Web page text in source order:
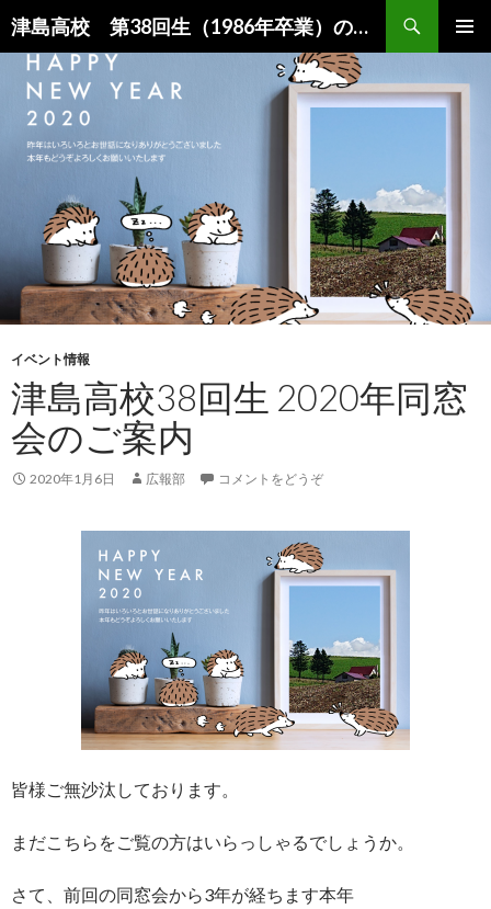
津島高校 第38回生（1986年卒業）のホームページ
検
索
ニュー
イベント情報
津島高校38回生 2020年同窓
会のご案内
2020年1月6日 広報部 コメントをどうぞ
皆様ご無沙汰しております。
まだこちらをご覧の方はいらっしゃるでしょうか。
さて、前回の同窓会から3年が経ちます本年